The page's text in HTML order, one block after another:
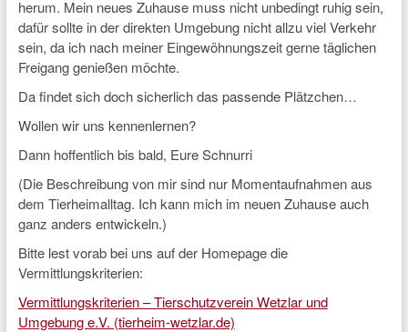
herum. Mein neues Zuhause muss nicht unbedingt ruhig sein,
dafür sollte in der direkten Umgebung nicht allzu viel Verkehr
sein, da ich nach meiner Eingewöhnungszeit gerne täglichen
Freigang genießen möchte.
Da findet sich doch sicherlich das passende Plätzchen…
Wollen wir uns kennenlernen?
Dann hoffentlich bis bald, Eure Schnurri
(Die Beschreibung von mir sind nur Momentaufnahmen aus
dem Tierheimalltag. Ich kann mich im neuen Zuhause auch
ganz anders entwickeln.)
Bitte lest vorab bei uns auf der Homepage die
Vermittlungskriterien:
Vermittlungskriterien – Tierschutzverein Wetzlar und
Umgebung e.V. (tierheim-wetzlar.de)